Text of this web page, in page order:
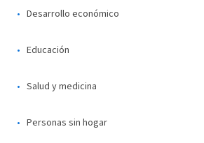
Desarrollo económico
Educación
Salud y medicina
Personas sin hogar